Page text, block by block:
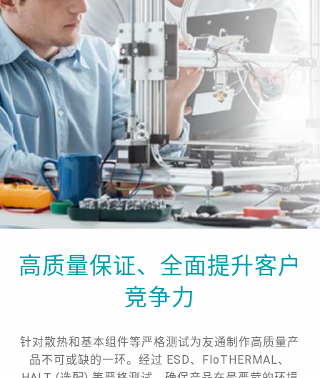
高质量保证、全面提升客户
竞争力
针对散热和基本组件等严格测试为友通制作高质量产
品不可或缺的一环。经过 ESD、FloTHERMAL、